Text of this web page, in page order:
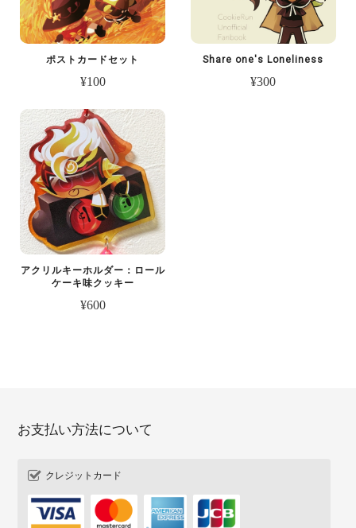
ポストカードセット
¥100
Share one's Loneliness
¥300
アクリルキーホルダー：ロール
ケーキ味クッキー
¥600
お支払い方法について
クレジットカード